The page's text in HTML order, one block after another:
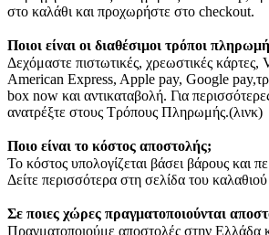
στο καλάθι και προχωρήστε στο checkout.
Ποιοι είναι οι διαθέσιμοι τρόποι
Δεχόμαστε πιστωτικές, χρεωστικές κάρτες,
American Express, Apple pay, Google
box now και αντικαταβολή. Για
ανατρέξτε στους Τρόπους Πληρωμής.(λινκ)
Ποιο είναι το κόστος αποστολής;
Το κόστος υπολογίζεται βάσει βάρους και
Δείτε περισσότερα στη σελίδα του
Σε ποιες χώρες πραγματοποιούνται
Πραγματοποιούμε αποστολές στην Ελλάδα